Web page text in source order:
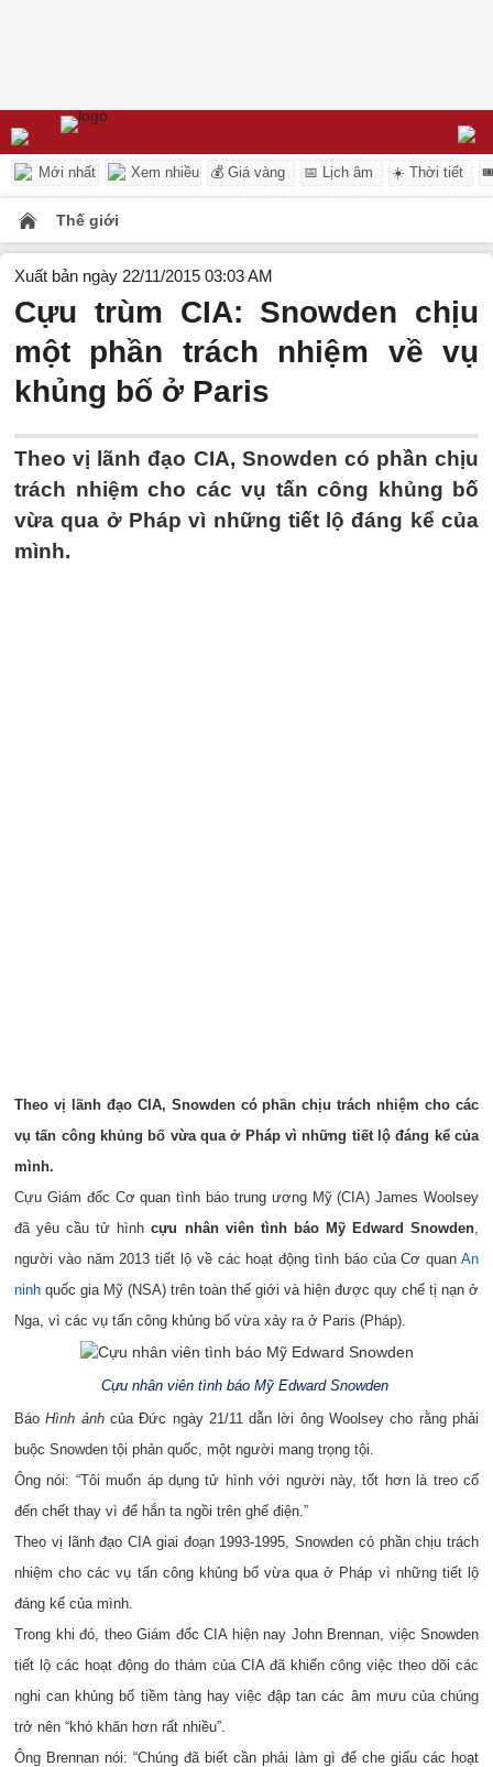
Mới nhất Xem nhiều 💰 Giá vàng 📅 Lịch âm ☀️ Thời tiết
Thế giới
Xuất bản ngày 22/11/2015 03:03 AM
Cựu trùm CIA: Snowden chịu
một phần trách nhiệm về vụ
khủng bố ở Paris
Theo vị lãnh đạo CIA, Snowden có phần chịu
trách nhiệm cho các vụ tấn công khủng bố
vừa qua ở Pháp vì những tiết lộ đáng kể của
mình.
Theo vị lãnh đạo CIA, Snowden có phần chịu trách nhiệm cho các
vụ tấn công khủng bố vừa qua ở Pháp vì những tiết lộ đáng kể của
mình.
Cựu Giám đốc Cơ quan tình báo trung ương Mỹ (CIA) James Woolsey
đã yêu cầu tử hìnhcựu nhân viên tình báo Mỹ Edward Snowden,
người vào năm 2013 tiết lộ về các hoạt động tình báo của Cơ quan An
ninh quốc gia Mỹ (NSA) trên toàn thế giới và hiện được quy chế tị nạn ở
Nga, vì các vụ tấn công khủng bố vừa xảy ra ở Paris (Pháp).
Cựu nhân viên tình báo Mỹ Edward Snowden
BáoHình ảnhcủa Đức ngày 21/11 dẫn lời ông Woolsey cho rằng phải
buộc Snowden tội phản quốc, một người mang trọng tội.
Ông nói: “Tôi muốn áp dụng tử hình với người này, tốt hơn là treo cổ
đến chết thay vì để hắn ta ngồi trên ghế điện.”
Theo vị lãnh đạo CIA giai đoạn 1993-1995, Snowden có phần chịu trách
nhiệm cho các vụ tấn công khủng bố vừa qua ở Pháp vì những tiết lộ
đáng kể của mình.
Trong khi đó, theo Giám đốc CIA hiện nay John Brennan, việc Snowden
tiết lộ các hoạt động do thám của CIA đã khiến công việc theo dõi các
nghi can khủng bố tiềm tàng hay việc đập tan các âm mưu của chúng
trở nên “khó khăn hơn rất nhiều”.
Ông Brennan nói: “Chúng đã biết cần phải làm gì để che giấu các hoạt